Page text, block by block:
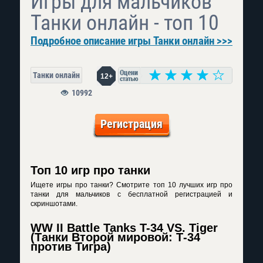
Танки онлайн - топ 10
Подробное описание игры Танки онлайн >>>
Танки онлайн 12+
10992
Регистрация
Топ 10 игр про танки
Ищете игры про танки? Смотрите топ 10 лучших игр про
танки для мальчиков с бесплатной регистрацией и
скриншотами.
WW II Battle Tanks T-34 VS. Tiger
(Танки Второй мировой: Т-34
против Тигра)